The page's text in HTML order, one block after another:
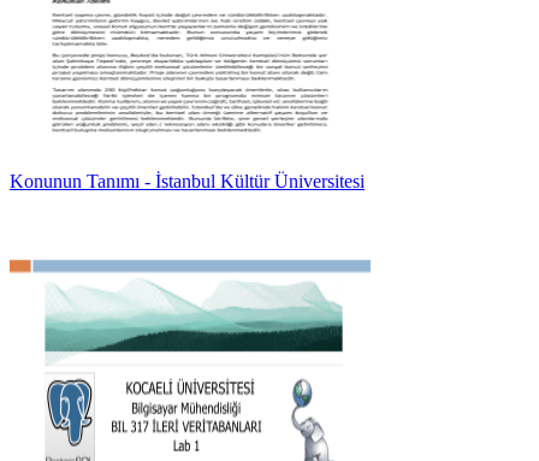
Konunun Tanımı - İstanbul Kültür Üniversitesi